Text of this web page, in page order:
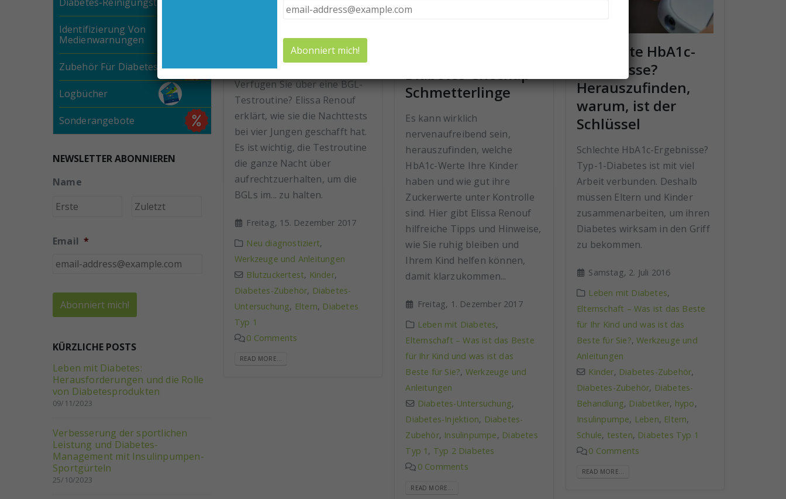
Diabetes-Nachttest
– Was ist das Beste?
Verfügen Sie über eine BGL-
Testroutine? Elissa Renouf
erklärt, wie sie die Nachttests
bei vier Jungen geschafft hat.
Es ist wichtig, die Testroutine
die ganze Nacht über
aufrechtzuerhalten, um die
BGLs im... zu halten.
Freitag, 15. Dezember 2017
Neu diagnostiziert,
Werkzeuge und Anleitungen
Blutzuckertest, Kinder,
Diabetes-Zubehör, Diabetes-
Untersuchung, Eltern, Diabetes
Typ 1
0 Comments
READ MORE...
Diabetes-Checkup-
Schmetterlinge
Es kann wirklich
nervenaufreibend sein,
herauszufinden, welche
HbA1c-Werte Ihre Kinder
haben und wie gut ihre
Zuckerwerte unter Kontrolle
sind. Hier gibt Elissa Renouf
hilfreiche Tipps und Hinweise,
wie Sie ruhig bleiben und
Ihrem Kind helfen können,
damit klarzukommen...
Freitag, 1. Dezember 2017
Leben mit Diabetes,
Elternschaft – Was ist das Beste
für Ihr Kind und was ist das
Beste für Sie?, Werkzeuge und
Anleitungen
Diabetes-Untersuchung,
Diabetes-Injektion, Diabetes-
Zubehör, Insulinpumpe, Diabetes
Typ 1 , Typ 2 Diabetes
0 Comments
READ MORE...
Schlechte HbA1c-
Ergebnisse?
Herauszufinden,
warum, ist der
Schlüssel
Schlechte HbA1c-Ergebnisse?
Typ-1-Diabetes ist mit viel
Arbeit verbunden. Deshalb
müssen Eltern und Kinder
zusammenarbeiten, um ihren
Diabetes wirksam in den Griff
zu bekommen.
Samstag, 2. Juli 2016
Leben mit Diabetes,
Elternschaft – Was ist das Beste
für Ihr Kind und was ist das
Beste für Sie?,Werkzeuge und
Anleitungen
Kinder, Diabetes-Zubehör,
Diabetes-Zubehör, Diabetes-
Behandlung, Diabetiker, hypo,
Insulinpumpe, Leben, Eltern,
Schule, testen, Diabetes Typ 1
0 Comments
READ MORE...
Identifizierung Von
Medienwarnungen
Zubehör Für Diabetespumpen
Logbücher
Sonderangebote
NEWSLETTER ABONNIEREN
Name
Vorname
Email *
KÜRZLICHE POSTS
Leben mit Diabetes:
Herausforderungen und die Rolle
von Diabetesprodukten
09/11/2023
Verbesserung der sportlichen
Leistung und Diabetes-
Management mit Insulinpumpen-
Sportgürteln
25/10/2023